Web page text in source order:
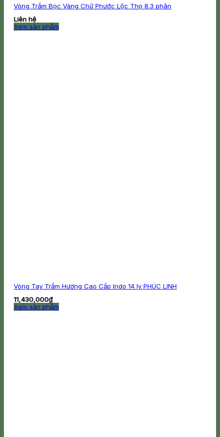
Vòng Trầm Bọc Vàng Chữ Phước Lộc Thọ 8.3 phân
Liên hệ
Xem sản phẩm
Vòng Tay Trầm Hương Cao Cấp Indo 14 ly PHÚC LINH
11,430,000₫
Xem sản phẩm